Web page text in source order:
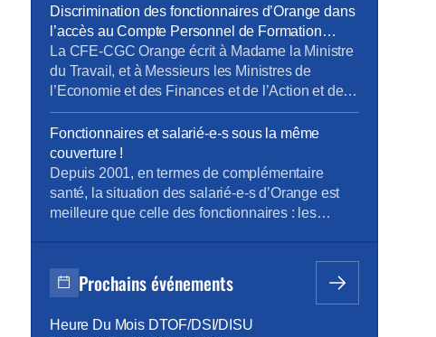
jusqu’à la fin de leur activité.
Discrimination des fonctionnaires d’Orange dans
l’accès au Compte Personnel de Formation
(CPF)
La CFE-CGC Orange écrit à Madame la Ministre
du Travail, et à Messieurs les Ministres de
l’Economie et des Finances et de l’Action et des
Comptes Publics La « loi pour la liberté de
choisir son avenir professionnel » du 05
septembre 2018, qui a pour ambition une
nouvelle société de compétences, réforme la
formation professionnelle en promettant, […]
Fonctionnaires et salarié-e-s sous la même
couverture !
Depuis 2001, en termes de complémentaire
santé, la situation des salarié-e-s d’Orange est
meilleure que celle des fonctionnaires : les
charge par l’entreprise ; les seconds, s’ils le
souhaitent, s’assurent individuellement et payent
450 € bruts annuels introduite en février 2015.
Prochains événements
Heure Du Mois DTOF/DSI/DISU